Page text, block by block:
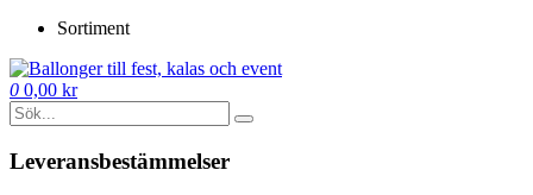
Sortiment
0 0,00 kr
Leveransbestämmelser